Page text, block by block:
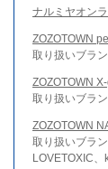
ナルミヤオン
ZOZOTOWN
取り扱いブラ
ZOZOTOWN
取り扱いブラ
ZOZOTOWN
取り扱いブラ
LOVETOXIC